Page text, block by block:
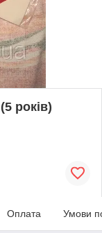
років)
Оплата Умови